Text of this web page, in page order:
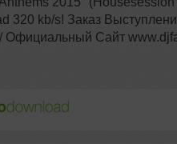
320 kb/s! Заказ
Официальный Cайт